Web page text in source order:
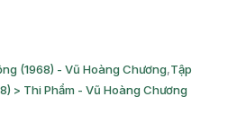
(1968) - Vũ Hoàng Chương,Tập
> Thi Phẩm - Vũ Hoàng Chương